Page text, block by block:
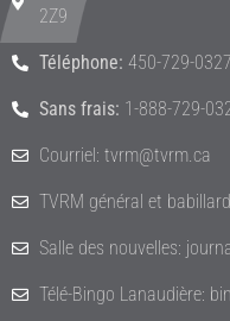
2Z9
Téléphone: 450-729-0327
Sans frais: 1-888-729-
Courriel: tvrm@tvrm.ca
TVRM général et
Salle des nouvelles:
Télé-Bingo Lanaudière: